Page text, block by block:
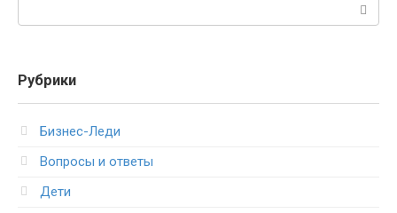
Рубрики
Бизнес-Леди
Вопросы и ответы
Дети